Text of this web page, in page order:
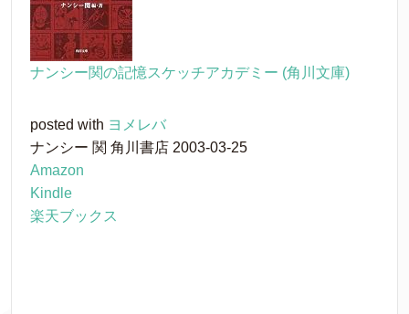
ナンシー関の記憶スケッチアカデミー (角川文庫)
posted with ヨメレバ
ナンシー 関 角川書店 2003-03-25
Amazon
Kindle
楽天ブックス